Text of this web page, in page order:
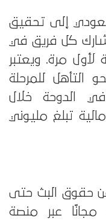
إلى تحقيق
كل فريق في
لأول مرة. ويعتبر
التأهل للمرحلة
في الدوحة خلال
تبلغ مليوني
عن حقوق البث حتى
مجانًا عبر منصة